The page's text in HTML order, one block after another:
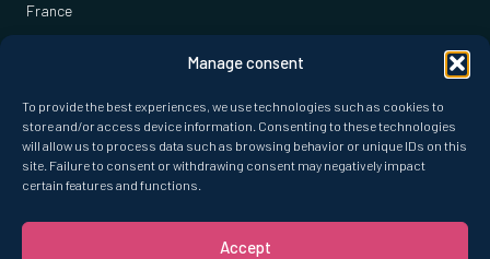
Manage consent
To provide the best experiences, we use technologies such as cookies to
store and/or access device information. Consenting to these technologies
will allow us to process data such as browsing behavior or unique IDs on this
site. Failure to consent or withdrawing consent may negatively impact
certain features and functions.
Accept
France
Contact
Liens
À propos de Kinéis
FAQ & Lexique